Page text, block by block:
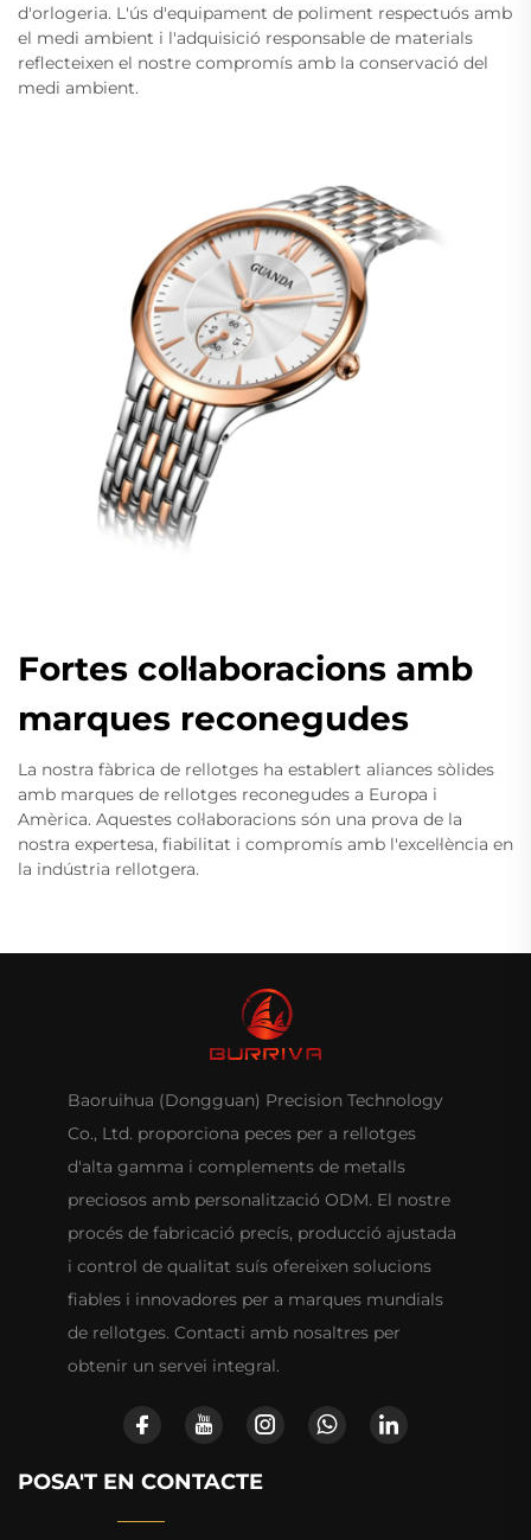
d'orlogeria. L'ús d'equipament de poliment respectuós amb
el medi ambient i l'adquisició responsable de materials
reflecteixen el nostre compromís amb la conservació del
medi ambient.
Fortes col·laboracions amb
marques reconegudes
La nostra fàbrica de rellotges ha establert aliances sòlides
amb marques de rellotges reconegudes a Europa i
Amèrica. Aquestes col·laboracions són una prova de la
nostra expertesa, fiabilitat i compromís amb l'excel·lència en
la indústria rellotgera.
Baoruihua (Dongguan) Precision Technology
Co., Ltd. proporciona peces per a rellotges
d'alta gamma i complements de metalls
preciosos amb personalització ODM. El nostre
procés de fabricació precís, producció ajustada
i control de qualitat suís ofereixen solucions
fiables i innovadores per a marques mundials
de rellotges. Contacti amb nosaltres per
obtenir un servei integral.
POSA'T EN CONTACTE